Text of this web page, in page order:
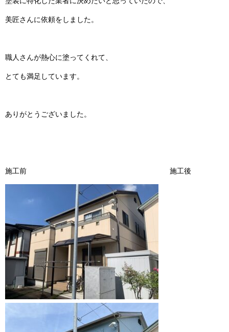
美匠さんに依頼をしました。
職人さんが熱心に塗ってくれて、
とても満足しています。
ありがとうございました。
施工前 施工後